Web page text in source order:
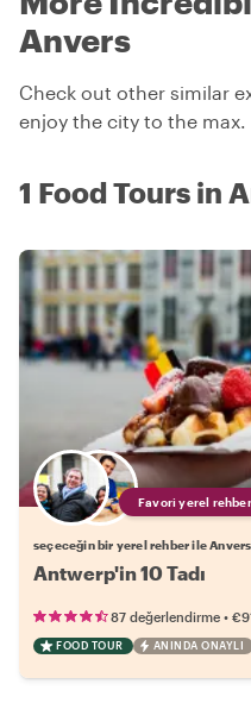
Anvers
Check out other similar
enjoy the city to the max.
1 Food Tours in
Favori yerel
seçeceğin bir yerel rehber ile
Antwerp'in 10 Tadı
87 değerlendirme •
FOOD TOUR ANINDA ONAYLI